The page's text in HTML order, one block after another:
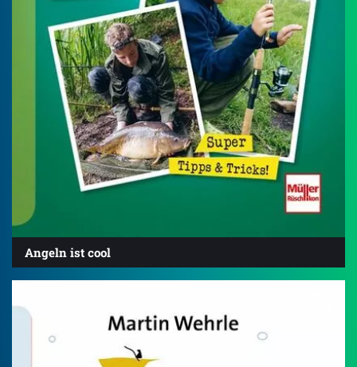
Angeln ist cool